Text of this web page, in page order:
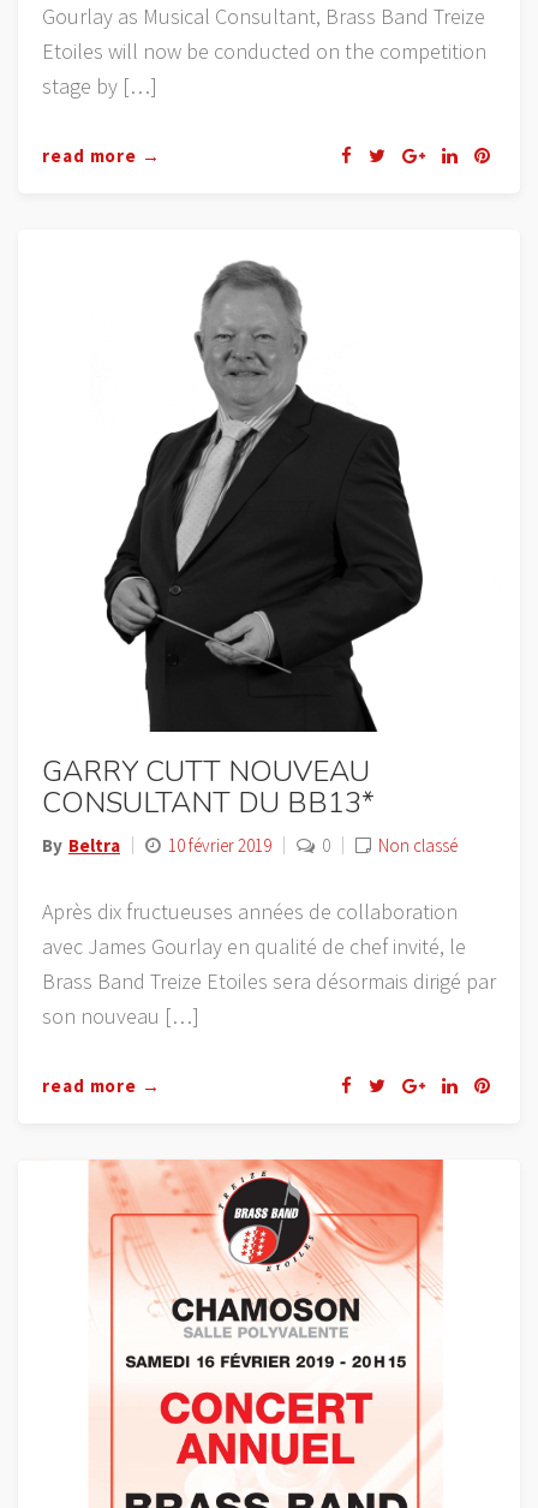
Gourlay as Musical Consultant, Brass Band Treize
Etoiles will now be conducted on the competition
stage by […]
read more →
GARRY CUTT NOUVEAU
CONSULTANT DU BB13*
By Beltra 10 février 2019 0 Non classé
Après dix fructueuses années de collaboration
avec James Gourlay en qualité de chef invité, le
Brass Band Treize Etoiles sera désormais dirigé par
son nouveau […]
read more →